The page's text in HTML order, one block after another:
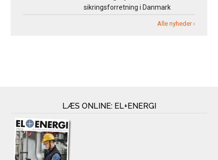
sikringsforretning i Danmark
Alle nyheder ›
LÆS ONLINE: EL+ENERGI